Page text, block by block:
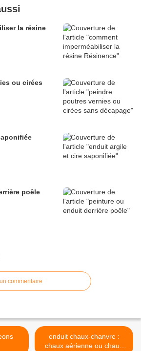
la résine
ou cirées
poêle
commentaire
enduit chaux-chanvre :
chaux aérienne ou chaux